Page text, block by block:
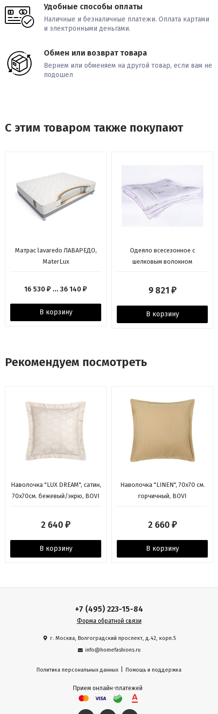
Удобные способы оплаты
Наличные и безналичные платежи. Оплата картами
и электронными деньгами.
Обмен или возврат товара
Вернем или обменяем на другой товар, если вам не
подошел
С этим товаром также покупают
Матрас lavaredo ЛАВАРЕДО,
MaterLux
16 530 ₽ ... 36 140 ₽
В корзину
Одеяло всесезонное с
шелковым волокном
дизайном, Natures
9 821 ₽
В корзину
Рекомендуем посмотреть
Наволочка "LUX DREAM", сатин,
70х70см. бежевый/экрю, BOVI
2 640 ₽
В корзину
Наволочка "LINEN", 70х70 см.
горчичный, BOVI
2 660 ₽
В корзину
+7 (495) 223-15-84
Форма обратной связи
г. Москва, Волгоградский проспект, д.42, корп.5
info@homefashions.ru
Политика персональных данных Помощь и поддержка
Прием онлайн-платежей